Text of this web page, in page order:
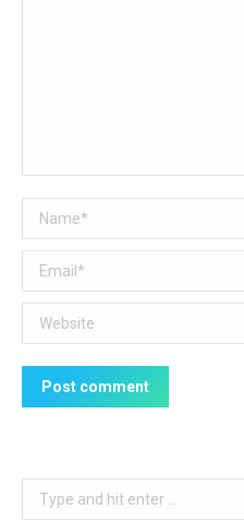
Name *
Email *
Website
Post comment
Search: